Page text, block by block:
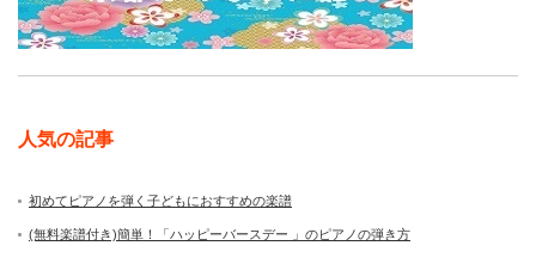
人気の記事
初めてピアノを弾く子どもにおすすめの楽譜
(無料楽譜付き)簡単！「ハッピーバースデー 」のピアノの弾き方